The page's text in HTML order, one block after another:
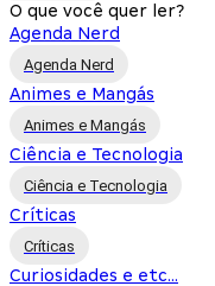
O que você quer ler?
Agenda Nerd
Agenda Nerd
Animes e Mangás
Animes e Mangás
Ciência e Tecnologia
Ciência e Tecnologia
Críticas
Críticas
Curiosidades e etc...